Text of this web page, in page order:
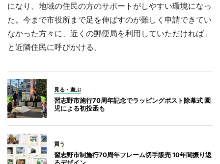
になり、地域の住民の方のサポートがしやすい環境になっ
た。今まで市役所まで足を伸ばすのが難しく申請できてい
なかった方々に、近くの郵便局を利用していただければ」
と近隣住民に呼びかける。
見る・遊ぶ
習志野市施行70周年記念でラッピングポスト除幕式 園
児による初投函も
買う
習志野市制施行70周年フレーム切手販売 10年間振り返